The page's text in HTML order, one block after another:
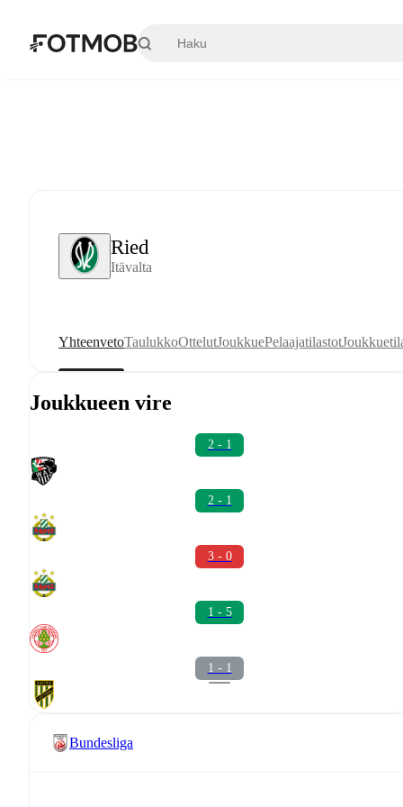
Ried
Itävalta
YhteenvetoTaulukkoOttelutJoukkuePelaajatilastot
Joukkueen vire
2 - 1
2 - 1
3 - 0
1 - 5
1 - 1
Bundesliga